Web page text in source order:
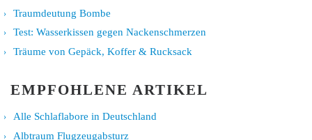
Traumdeutung Bombe
Test: Wasserkissen gegen Nackenschmerzen
Träume von Gepäck, Koffer & Rucksack
EMPFOHLENE ARTIKEL
Alle Schlaflabore in Deutschland
Albtraum Flugzeugabsturz